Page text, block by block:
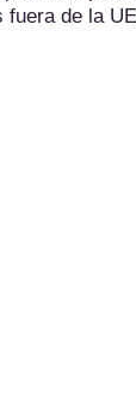
fuera de la